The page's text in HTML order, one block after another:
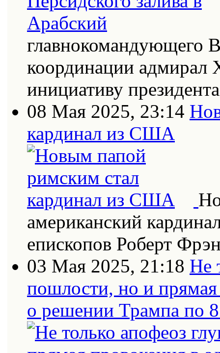
главнокомандующего
координации адмирал
инициативу
08 Мая 2025, 23:14
кардинал из США
американский
епископов Роберт
03 Мая 2025, 21:18 Не
пошлости, но и
о решении Трампа по